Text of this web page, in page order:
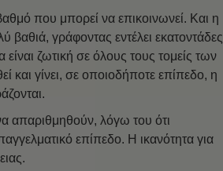
που μπορεί να επικοινωνεί. Και η
βαθιά, γράφοντας εντέλει εκατοντάδες
είναι ζωτική σε όλους τους τομείς των
γίνει, σε οποιοδήποτε επίπεδο, η
απαριθμηθούν, λόγω του ότι
επίπεδο. Η ικανότητα για